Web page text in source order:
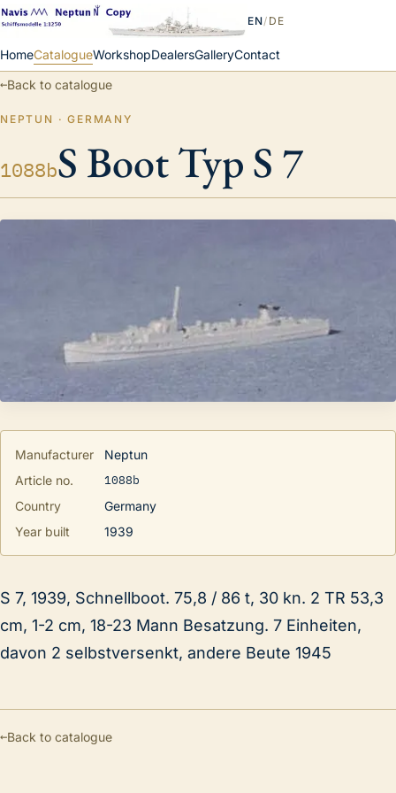
HomeCatalogueWorkshopDealersGalleryContact
EN/ DE
←Back to catalogue
NEPTUN · GERMANY
1088bS Boot Typ S 7
Manufacturer
Neptun
Article no.
1088b
Country
Germany
Year built
1939
S 7, 1939, Schnellboot. 75,8 / 86 t, 30 kn. 2 TR 53,3
cm, 1-2 cm, 18-23 Mann Besatzung. 7 Einheiten,
davon 2 selbstversenkt, andere Beute 1945
←Back to catalogue